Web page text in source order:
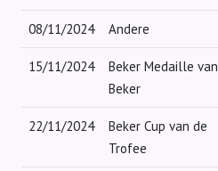
08/11/2024 Andere
15/11/2024
Beker Medaille van
Beker
22/11/2024
Beker Cup van de
Trofee